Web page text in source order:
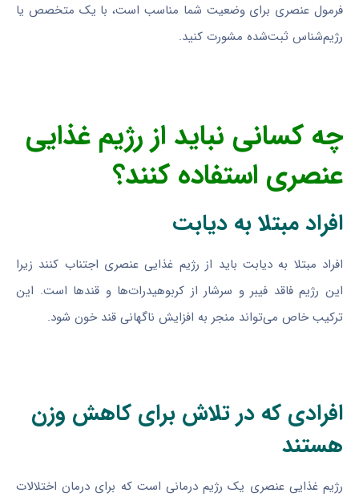
فرمول عنصری برای وضعیت شما مناسب است، با یک متخصص یا
رژیم‌شناس ثبت‌شده مشورت کنید.
چه کسانی نباید از رژیم غذایی
عنصری استفاده کنند؟
افراد مبتلا به دیابت
افراد مبتلا به دیابت باید از رژیم غذایی عنصری اجتناب کنند زیرا
این رژیم فاقد فیبر و سرشار از کربوهیدرات‌ها و قندها است. این
ترکیب خاص می‌تواند منجر به افزایش ناگهانی قند خون شود.
افرادی که در تلاش برای کاهش وزن
هستند
رژیم غذایی عنصری یک رژیم درمانی است که برای درمان اختلالات